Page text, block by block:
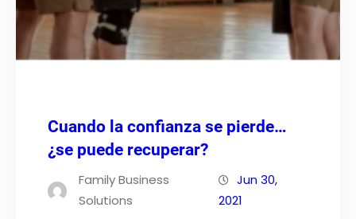
Cuando la confianza se pierde…
¿se puede recuperar?
Family Business
Solutions
Jun 30,
2021